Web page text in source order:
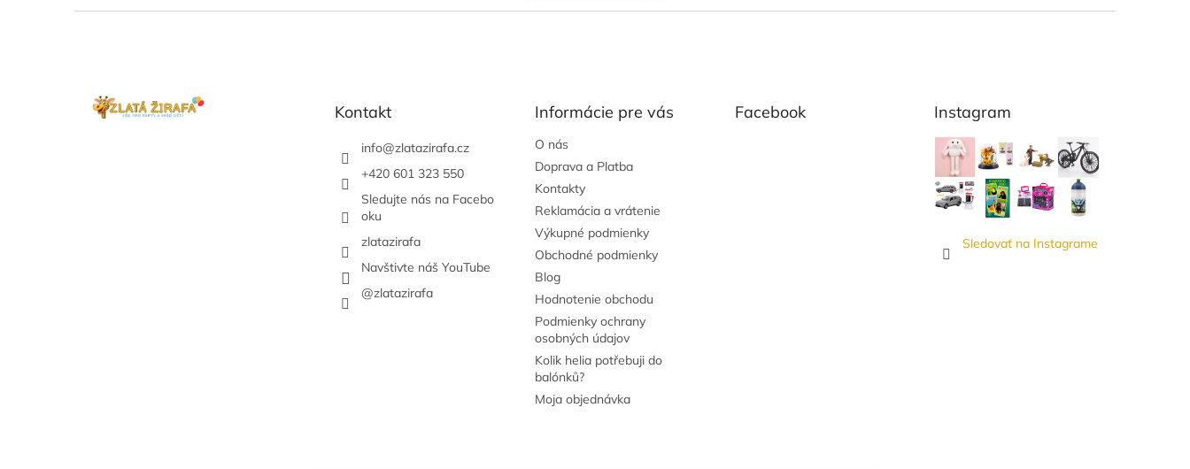
Kontakt
info@zlatazirafa.cz
+420 601 323 550
Sledujte nás na Facebo
oku
zlatazirafa
Navštivte náš YouTube
@zlatazirafa
Informácie pre vás
O nás
Doprava a Platba
Kontakty
Reklamácia a vrátenie
Výkupné podmienky
Obchodné podmienky
Blog
Hodnotenie obchodu
Podmienky ochrany
osobných údajov
Kolik helia potřebuji do
balónků?
Moja objednávka
Facebook Instagram
Sledovať na Instagrame